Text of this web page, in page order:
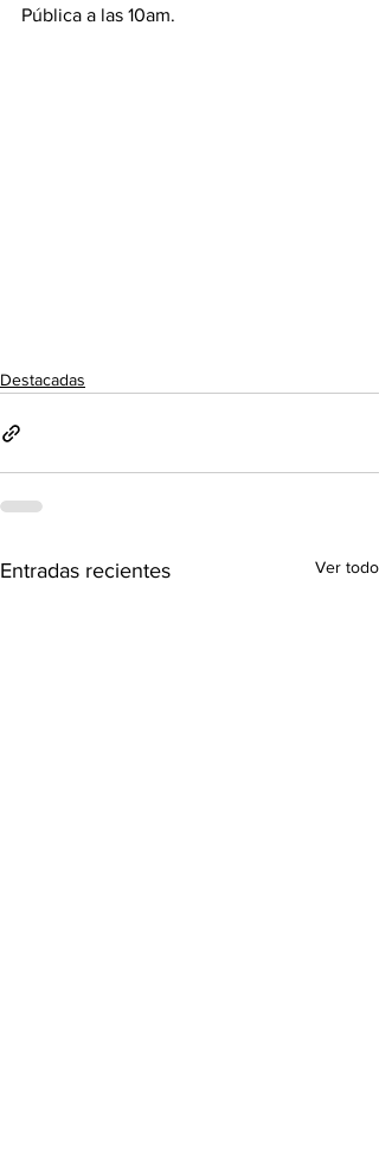
Pública a las 10am.
Destacadas
Entradas recientes Ver todo